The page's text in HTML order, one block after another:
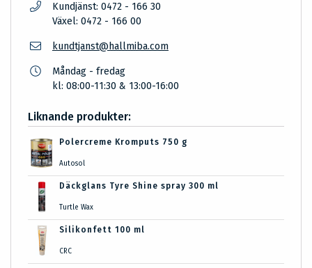
Kundjänst: 0472 - 166 30
Växel: 0472 - 166 00
kundtjanst@hallmiba.com
Måndag - fredag
kl: 08:00-11:30 & 13:00-16:00
Liknande produkter:
Polercreme Kromputs 750 g
Autosol
Däckglans Tyre Shine spray 300 ml
Turtle Wax
Silikonfett 100 ml
CRC